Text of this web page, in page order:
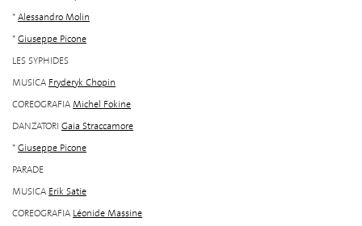
*Alessandro Molin
*Giuseppe Picone
LES SYPHIDES
MUSICA Fryderyk Chopin
COREOGRAFIAMichel Fokine
DANZATORI Gaia Straccamore
*Giuseppe Picone
PARADE
MUSICA Erik Satie
COREOGRAFIA Léonide Massine